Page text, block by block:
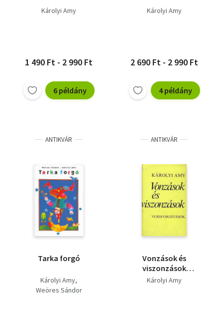
Károlyi Amy
1 490 Ft - 2 990 Ft
6 példány
Károlyi Amy
2 690 Ft - 2 990 Ft
4 példány
ANTIKVÁR
Tarka forgó
Károlyi Amy
Weöres Sándor
ANTIKVÁR
Vonzások és
viszonzások
(versfordítások)
Károlyi Amy